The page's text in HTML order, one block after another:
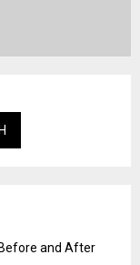
and After